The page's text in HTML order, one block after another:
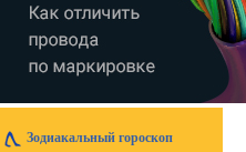
Зодиакальный гороскоп